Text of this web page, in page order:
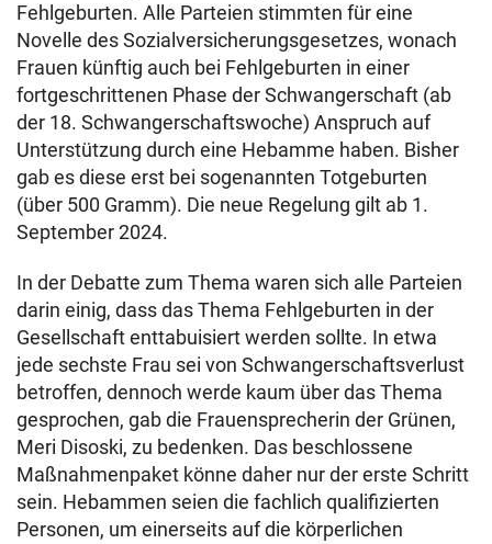
Fehlgeburten. Alle Parteien stimmten für eine
Novelle des Sozialversicherungsgesetzes, wonach
Frauen künftig auch bei Fehlgeburten in einer
fortgeschrittenen Phase der Schwangerschaft (ab
der 18. Schwangerschaftswoche) Anspruch auf
Unterstützung durch eine Hebamme haben. Bisher
gab es diese erst bei sogenannten Totgeburten
(über 500 Gramm). Die neue Regelung gilt ab 1.
September 2024.
In der Debatte zum Thema waren sich alle Parteien
darin einig, dass das Thema Fehlgeburten in der
Gesellschaft enttabuisiert werden sollte. In etwa
jede sechste Frau sei von Schwangerschaftsverlust
betroffen, dennoch werde kaum über das Thema
gesprochen, gab die Frauensprecherin der Grünen,
Meri Disoski, zu bedenken. Das beschlossene
Maßnahmenpaket könne daher nur der erste Schritt
sein. Hebammen seien die fachlich qualifizierten
Personen, um einerseits auf die körperlichen